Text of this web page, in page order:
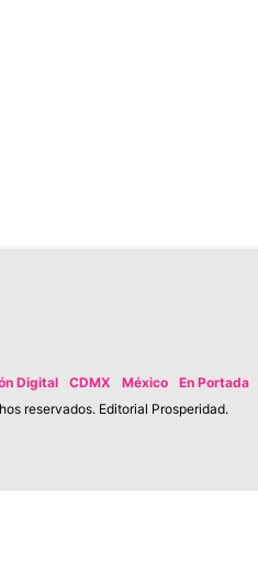
Digital CDMX México
En Portada
reservados. Editorial Prosperidad.